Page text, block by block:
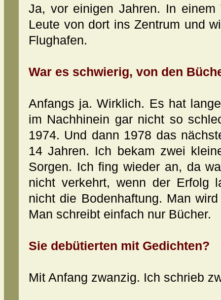
Ja, vor einigen Jahren. In
Leute von dort ins Zentrum und
Flughafen.
War es schwierig, von den
Anfangs ja. Wirklich. Es hat
im Nachhinein gar nicht so
1974. Und dann 1978 das
14 Jahren. Ich bekam zwei
Sorgen. Ich fing wieder an, da
nicht verkehrt, wenn der Erfolg
nicht die Bodenhaftung. Man
Man schreibt einfach nur Bücher.
Sie debütierten mit Gedichten?
Mit Anfang zwanzig. Ich schrieb